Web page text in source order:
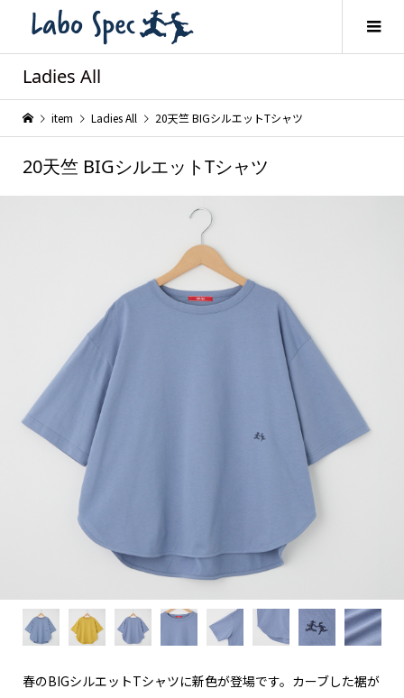
Ladies All
item Ladies All 20天竺 BIGシルエットTシャツ
20天竺 BIGシルエットTシャツ
春のBIGシルエットTシャツに新色が登場です。カーブした裾が